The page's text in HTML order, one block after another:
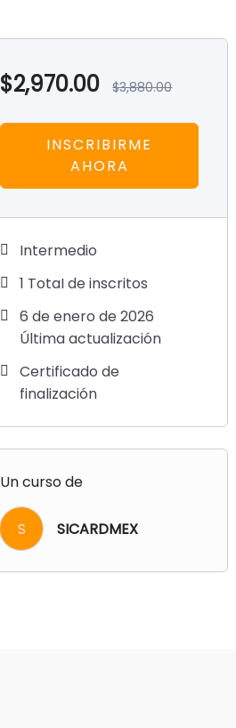
$2,970.00 $3,880.00
INSCRIBIRME
AHORA
Intermedio
1 TotaI de inscritos
6 de enero de 2026
Última actualización
Certificado de
finalización
Un curso de
S SICARDMEX